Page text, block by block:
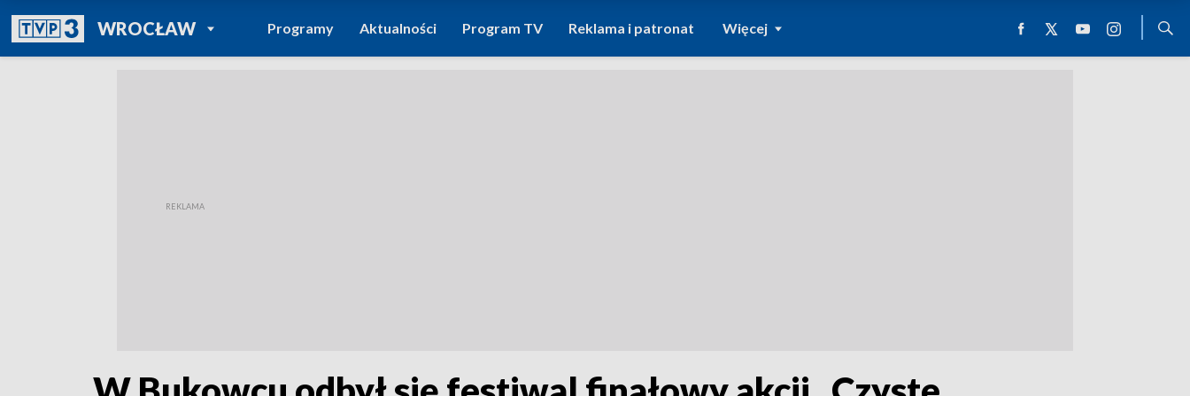
WROCŁAWPOWRÓT DO
TVP REGIONY
Programy Aktualności Program TV Reklama i patronat Więcej